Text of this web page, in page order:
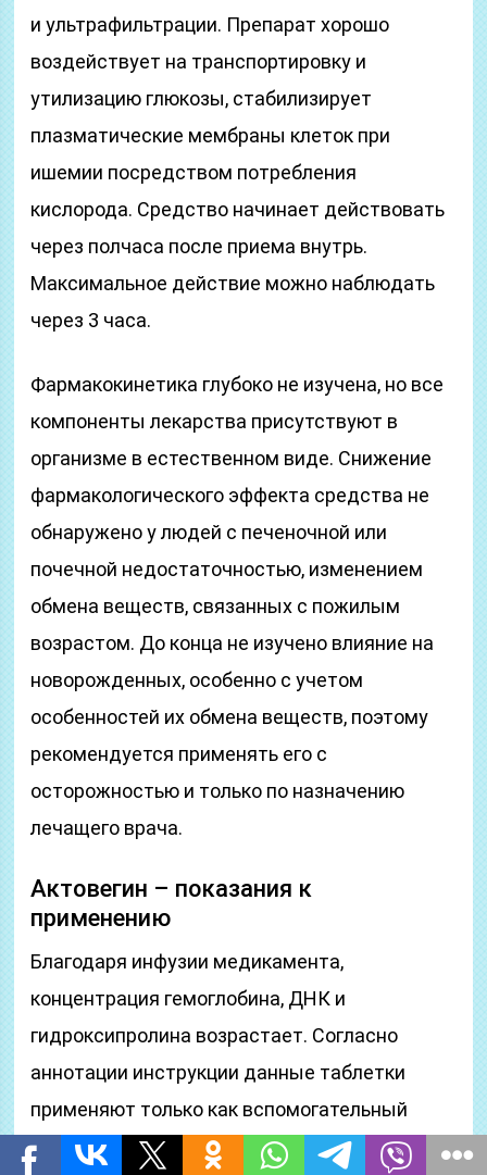
и ультрафильтрации. Препарат хорошо
воздействует на транспортировку и
утилизацию глюкозы, стабилизирует
плазматические мембраны клеток при
ишемии посредством потребления
кислорода. Средство начинает действовать
через полчаса после приема внутрь.
Максимальное действие можно наблюдать
через 3 часа.
Фармакокинетика глубоко не изучена, но все
компоненты лекарства присутствуют в
организме в естественном виде. Снижение
фармакологического эффекта средства не
обнаружено у людей с печеночной или
почечной недостаточностью, изменением
обмена веществ, связанных с пожилым
возрастом. До конца не изучено влияние на
новорожденных, особенно с учетом
особенностей их обмена веществ, поэтому
рекомендуется применять его с
осторожностью и только по назначению
лечащего врача.
Актовегин – показания к
применению
Благодаря инфузии медикамента,
концентрация гемоглобина, ДНК и
гидроксипролина возрастает. Согласно
аннотации инструкции данные таблетки
применяют только как вспомогательный
медикамент при: